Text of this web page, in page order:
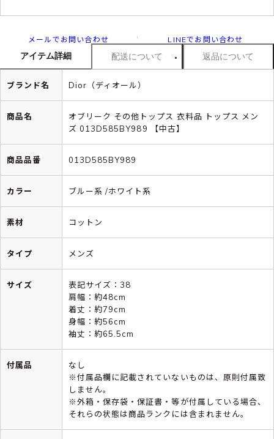
メールでお問い合わせ LINEでお問い合わせ
アイテム詳細 配送について 返品について
ブランド名 Dior（ディオール）
商品名
オブリーク その他トップス 衣料品 トップス メン
ズ 013D585BY989 【中古】
商品品番 013D585BY989
カラー ブルー系 /ホワイト系
素材 コットン
タイプ メンズ
サイズ
表記サイズ：38
肩幅：約48cm
着丈：約79cm
身幅：約56cm
袖丈：約65.5cm
付属品
なし
※付属品欄に記載されていないものは、原則付属致
しません。
※外箱・保存袋・保証書・等が付属している場合、
それらの状態は商品ランクには含まれません。